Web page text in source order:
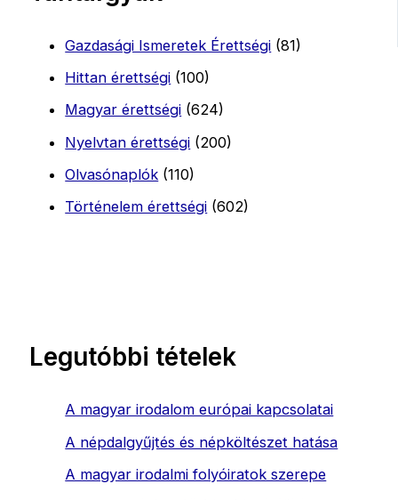
Gazdasági Ismeretek Érettségi (81)
Hittan érettségi (100)
Magyar érettségi (624)
Nyelvtan érettségi (200)
Olvasónaplók (110)
Történelem érettségi (602)
Legutóbbi tételek
A magyar irodalom európai kapcsolatai
A népdalgyűjtés és népköltészet hatása
A magyar irodalmi folyóiratok szerepe